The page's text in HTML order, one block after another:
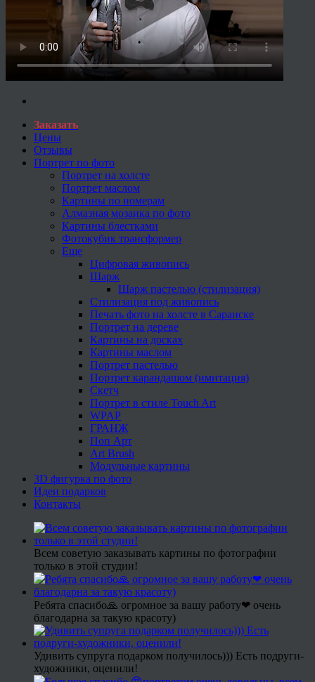
Заказать
Цены
Отзывы
Портрет по фото
Портрет на холсте
Портрет маслом
Картины по номерам
Алмазная мозаика по фото
Картины блестками
Фотокубик трансформер
Еще
Цифровая живопись
Шарж
Шарж пастелью (стилизация)
Стилизация под живопись
Печать фото на холсте в Саранске
Портрет на дереве
Картины на досках
Картины маслом
Портрет пастелью
Портрет карандашом (имитация)
Скетч
Портрет в стиле Touch Art
WPAP
ГРАНЖ
Поп Арт
Art Brush
Модульные картины
3D фигурка по фото
Идеи подарков
Контакты
Всем советую заказывать картины по фотографии
только в этой студии!
Ребята спасибо🙏 огромное за вашу работу❤ очень
благодарна за такую красоту)
Удивить супруга подарком получилось))) Есть подруги-
художники, оценили!